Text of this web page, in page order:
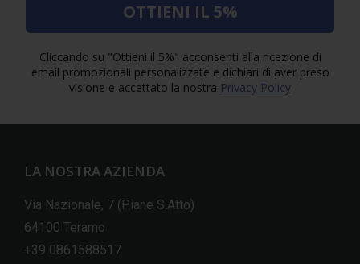
OTTIENI IL 5%
Cliccando su "Ottieni il 5%" acconsenti alla ricezione di
email promozionali personalizzate e dichiari di aver preso
visione e accettato la nostra Privacy Policy
LA NOSTRA AZIENDA
Via Nazionale, 7 (Piane S.Atto)
64100 Teramo
+39 0861588517